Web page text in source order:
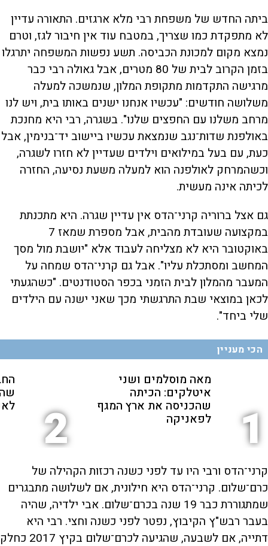
ביתה החדש של משפחת רבי מלא ארגזים. התאורה עדיין
לא מתפקדת כמו שצריך, במטבח עוד אין חיבור לגז, וטרם
נמצא מקום למכונת הכביסה. תשע נפשות המשפחה יתרגלו
בזמן הקרוב לבית של 80 מטרים, אבל גאולה רבי כבר
מרגישה התקדמות מתקופת המלון, שנמשכה למעלה
משלושה חודשים: "עכשיו אנחנו ישנים באותו בית, ויש לנו
מרחב משלנו עם החפצים שלנו". בשגרה, רבי היא מחנכת
באולפנת שדות־נגב שנמצאת עכשיו ביישוב יד־בנימין, אבל
כעת, עם בעל במילואים וילדים שעדיין לא חזרו לשגרה,
וכשהמרחק לאולפנה הוא למעלה משעת נסיעה, החזרה
לכיתה אינה מעשית.
גם אצל ברוריה קרני־הדס אין עדיין שגרה. היא מתכנתת
במקצועה שעובדת מהבית, אבל מספרת שמאז 7
באוקטובר היא לא מצליחה לעבוד אלא "יושבת מול מסך
המחשב ומסתכלת עליו". אבל גם קרני־הדס שמחה על
המעבר מהמלון לבית הזמני בכפר הסטודנטים. "כשהגעתי
לכאן במוצאי שבת התרגשתי מכך שאני ישנה עם הילדים
שלי ביחד".
הכי מעניין
1
מאה מוסלמים ושני
איטלקים: הכיתה
שהכניסה את ארץ המגף
לפאניקה 2
קרני־הדס ורבי היו עד לפני כשנה רכזות הקהילה של
כרם־שלום. קרני־הדס היא חילונית, אם לשלושה מתבגרים
שמתגוררת כבר 19 שנה בכרם־שלום. אבי ילדיה, שהיה
בעבר רבש"ץ הקיבוץ, נפטר לפני כשנה וחצי. רבי היא
דתייה, אם לשבעה, שהגיעה לכרם־שלום בקיץ 2017 כחלק